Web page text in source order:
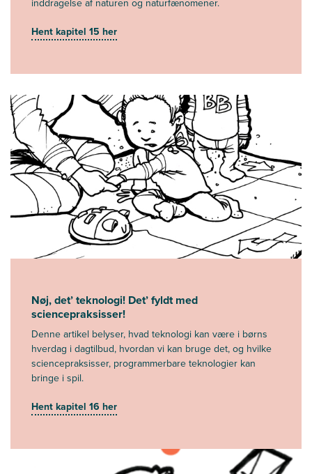
inddragelse af naturen og naturfænomener.
Hent kapitel 15 her
Nøj, det’ teknologi! Det’ fyldt med
sciencepraksisser!
Denne artikel belyser, hvad teknologi kan være i børns
hverdag i dagtilbud, hvordan vi kan bruge det, og hvilke
sciencepraksisser, programmerbare teknologier kan
bringe i spil.
Hent kapitel 16 her